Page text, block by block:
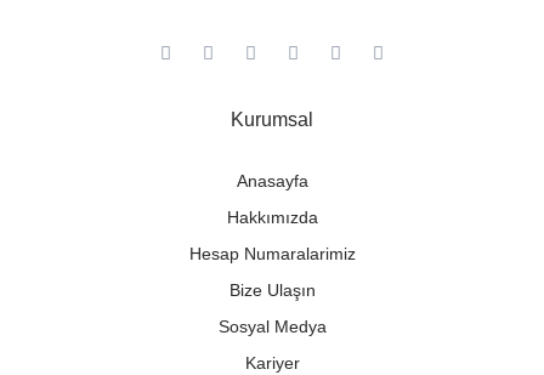
Kurumsal
Anasayfa
Hakkımızda
Hesap Numaralarimiz
Bize Ulaşın
Sosyal Medya
Kariyer